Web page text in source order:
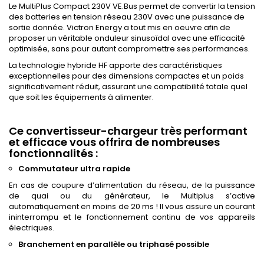
Le MultiPlus Compact 230V VE.Bus permet de convertir la tension
des batteries en tension réseau 230V avec une puissance de
sortie donnée. Victron Energy a tout mis en oeuvre afin de
proposer un véritable onduleur sinusoïdal avec une efficacité
optimisée, sans pour autant compromettre ses performances.
La technologie hybride HF apporte des caractéristiques
exceptionnelles pour des dimensions compactes et un poids
significativement réduit, assurant une compatibilité totale quel
que soit les équipements à alimenter.
Ce convertisseur-chargeur très performant
et efficace vous offrira de nombreuses
fonctionnalités :
Commutateur ultra rapide
En cas de coupure d’alimentation du réseau, de la puissance
de quai ou du générateur, le Multiplus s’active
automatiquement en moins de 20 ms ! Il vous assure un courant
ininterrompu et le fonctionnement continu de vos appareils
électriques.
Branchement en parallèle ou triphasé possible